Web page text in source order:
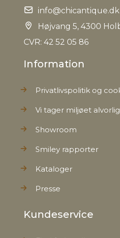
Indhold
Opvaskemaskine
EAN
Tariffnumber
Nettovægt
info@chicantique.dk
Højvang 5, 4300
CVR: 42 52 05 86
Information
Privatlivspolitik og
Vi tager miljøet
Showroom
Smiley rapporter
Kataloger
Presse
Kundeservice